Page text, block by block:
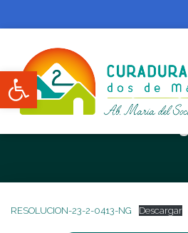
Abrir barra de
RESOLUCION N
RESOLUCION-23-2-0413-NG Descargar